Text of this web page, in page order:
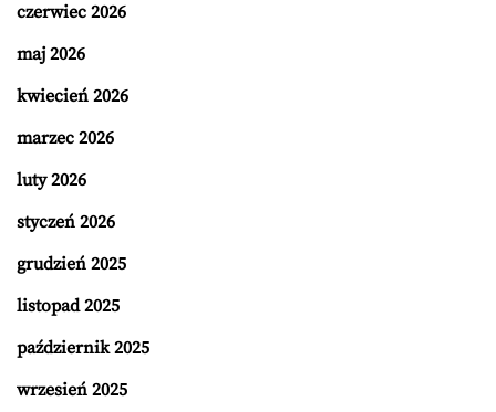
czerwiec 2026
maj 2026
kwiecień 2026
marzec 2026
luty 2026
styczeń 2026
grudzień 2025
listopad 2025
październik 2025
wrzesień 2025